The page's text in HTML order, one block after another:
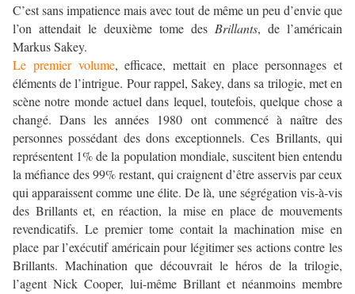
C’est sans impatience mais avec tout de même un peu d’envie que
l’on attendait le deuxième tome des Brillants, de l’américain
Markus Sakey.
Le premier volume, efficace, mettait en place personnages et
éléments de l’intrigue. Pour rappel, Sakey, dans sa trilogie, met en
scène notre monde actuel dans lequel, toutefois, quelque chose a
changé. Dans les années 1980 ont commencé à naître des
personnes possédant des dons exceptionnels. Ces Brillants, qui
représentent 1% de la population mondiale, suscitent bien entendu
la méfiance des 99% restant, qui craignent d’être asservis par ceux
qui apparaissent comme une élite. De là, une ségrégation vis-à-vis
des Brillants et, en réaction, la mise en place de mouvements
revendicatifs. Le premier tome contait la machination mise en
place par l’exécutif américain pour légitimer ses actions contre les
Brillants. Machination que découvrait le héros de la trilogie,
l’agent Nick Cooper, lui-même Brillant et néanmoins membre